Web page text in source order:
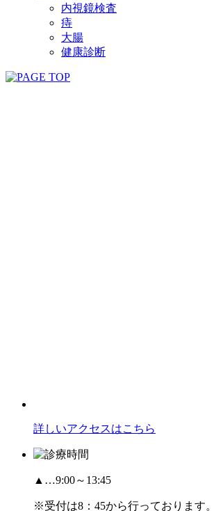
内視鏡検査
痔
大腸
健康診断
詳しいアクセスはこちら
▲…9:00～13:45
※受付は8：45から行っております。